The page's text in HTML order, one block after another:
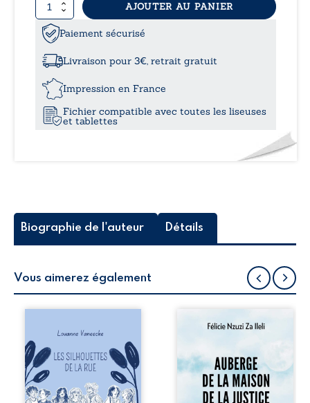
quantité
de
Gros
rouge
AJOUTER AU PANIER
Paiement sécurisé
Livraison pour 3€, retrait gratuit
Impression en France
Fichier compatible avec toutes les liseuses
et tablettes
Biographie de l'auteur Détails
Vous aimerez également
la rue donne la
parole à six
personnages
ordinaires,
traversés par des
pensées, des
Auberge de la
récit-témoignage
consacré au
parcours
exemplaire de